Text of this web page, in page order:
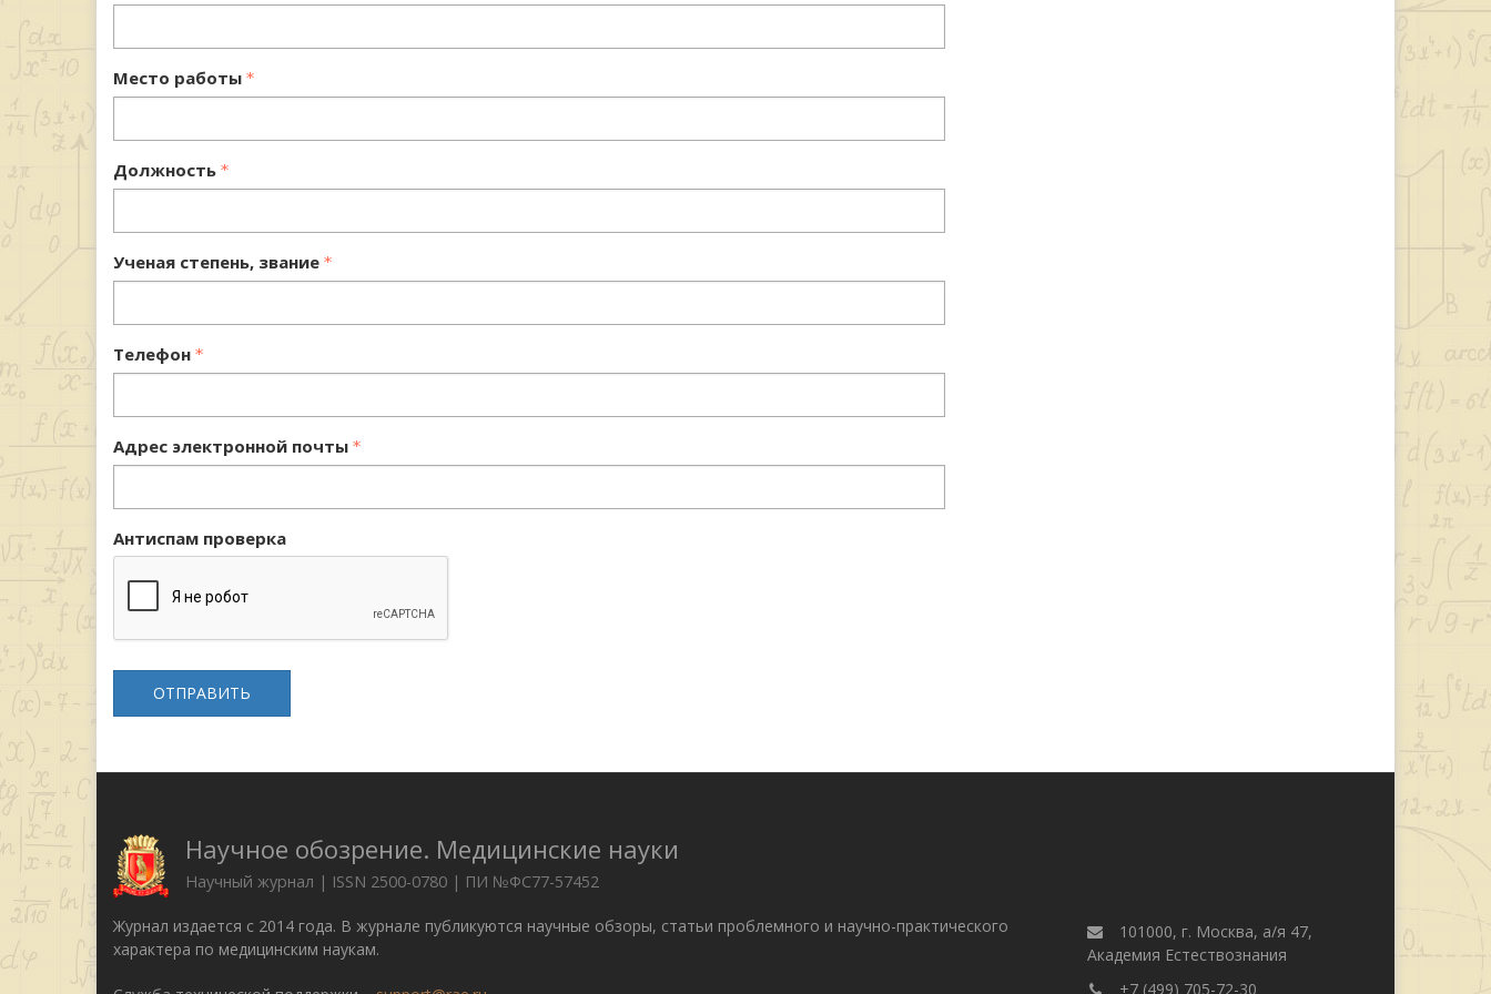
Место работы
Должность
Ученая степень, звание
Телефон
Адрес электронной почты
Антиспам проверка
ОТПРАВИТЬ
Научное обозрение. Медицинские науки
Научный журнал | ISSN 2500-0780 | ПИ №ФС77-57452
Журнал издается с 2014 года. В журнале публикуются научные обзоры, статьи проблемного и научно-практического
характера по медицинским наукам.
101000, г. Москва, а/я 47,
Академия Естествознания
+7 (499) 705-72-30